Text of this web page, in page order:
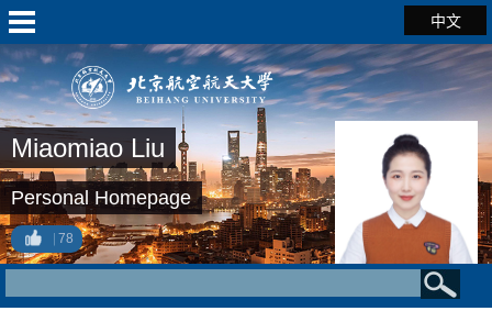
中文
Miaomiao Liu
Personal Homepage
78